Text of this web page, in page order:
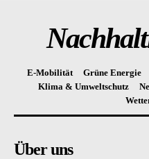
E-Mobilität Grüne Energie
Klima & Umweltschutz
Über uns